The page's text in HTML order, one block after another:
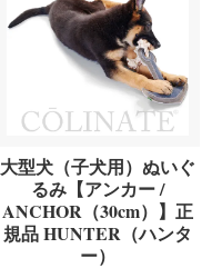
大型犬（子犬用）ぬいぐ
るみ【アンカー /
ANCHOR（30cm）】正
規品 HUNTER（ハンタ
ー）